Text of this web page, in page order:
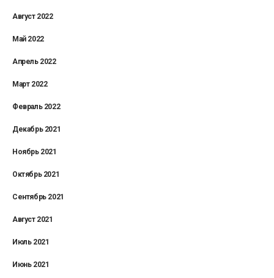
Август 2022
Май 2022
Апрель 2022
Март 2022
Февраль 2022
Декабрь 2021
Ноябрь 2021
Октябрь 2021
Сентябрь 2021
Август 2021
Июль 2021
Июнь 2021